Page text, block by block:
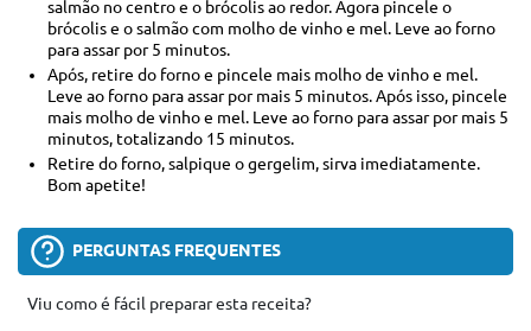
salmão no centro e o brócolis ao redor. Agora pincele o
brócolis e o salmão com molho de vinho e mel. Leve ao forno
para assar por 5 minutos.
Após, retire do forno e pincele mais molho de vinho e mel.
Leve ao forno para assar por mais 5 minutos. Após isso, pincele
mais molho de vinho e mel. Leve ao forno para assar por mais 5
minutos, totalizando 15 minutos.
Retire do forno, salpique o gergelim, sirva imediatamente.
Bom apetite!
PERGUNTAS FREQUENTES
Viu como é fácil preparar esta receita?